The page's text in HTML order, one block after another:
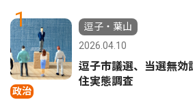
1
政治
逗子・葉山
2026.04.10
逗子市議選、当選無効
住実態調査